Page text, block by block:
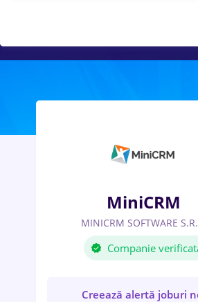
MiniCRM
MINICRM SOFTWARE
Companie
Creează alertă joburi